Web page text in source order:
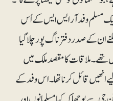
کے بعد ۲۰۰۲ء میں ایک مسلم وفد آر ایس ایس کے اُس
کے صدر دفتر ناگ پور چلا گیا
تھے۔ ملاقات کا مقصد ملک میں
انھیں قائل کرنا تھا۔ اس وفد کے